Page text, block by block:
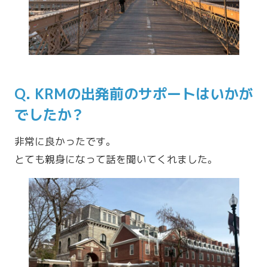
Q. KRMの出発前のサポートはいかが
でしたか？
非常に良かったです。
とても親身になって話を聞いてくれました。